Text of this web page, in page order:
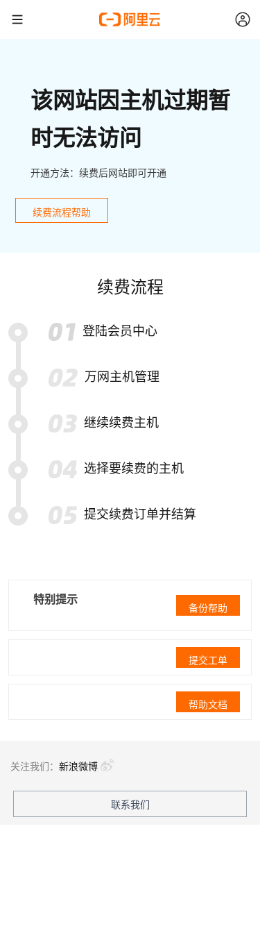
该网站因主机过期暂
时无法访问
开通方法：续费后网站即可开通
续费流程帮助
续费流程
登陆会员中心
万网主机管理
继续续费主机
选择要续费的主机
提交续费订单并结算
特别提示
备份帮助
提交工单
帮助文档